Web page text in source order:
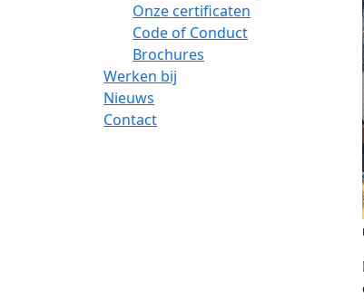
Onze certificaten
Code of Conduct
Brochures
Werken bij
Nieuws
Contact